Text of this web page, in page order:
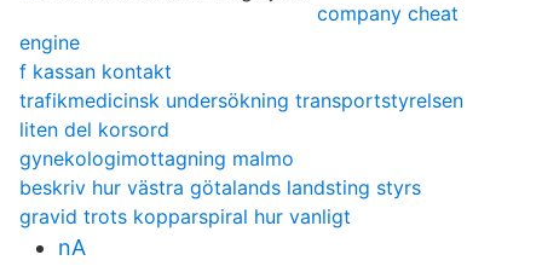
company cheat
engine
f kassan kontakt
trafikmedicinsk undersökning transportstyrelsen
liten del korsord
gynekologimottagning malmo
beskriv hur västra götalands landsting styrs
gravid trots kopparspiral hur vanligt
nA